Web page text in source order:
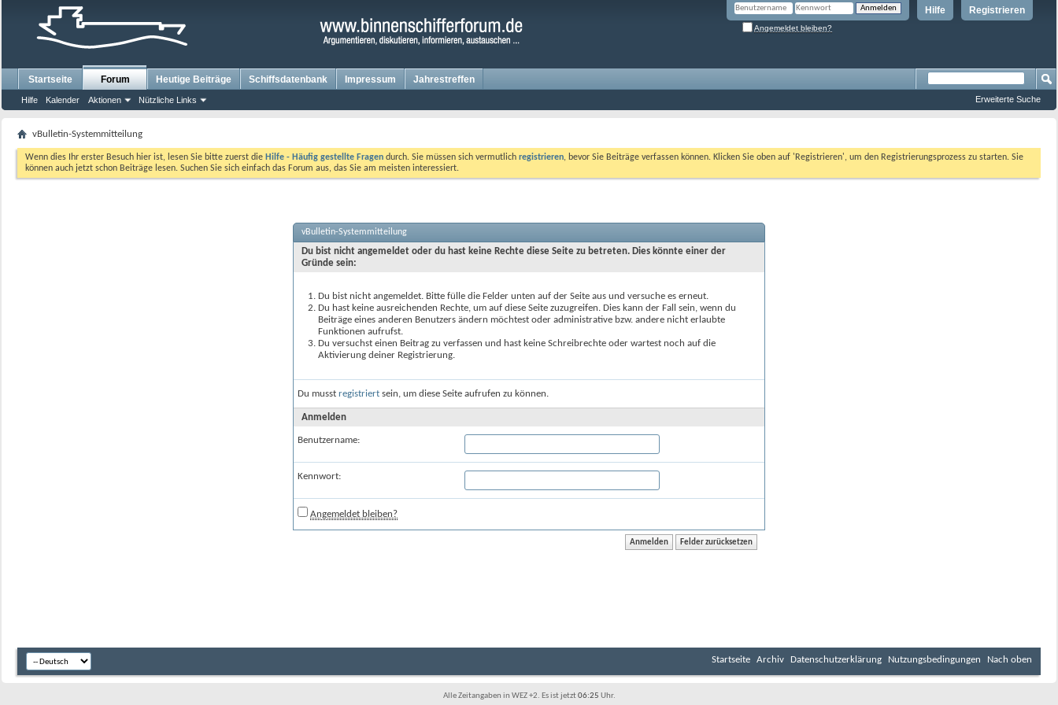
Registrieren
Hilfe
Angemeldet bleiben?
Startseite Forum
Hilfe Kalender Aktionen Nützliche Links
Heutige Beiträge Schiffsdatenbank Impressum Jahrestreffen
Erweiterte Suche
vBulletin-Systemmitteilung
Wenn dies Ihr erster Besuch hier ist, lesen Sie bitte zuerst die Hilfe - Häufig gestellte Fragen durch. Sie müssen sich vermutlich registrieren, bevor Sie Beiträge verfassen können. Klicken Sie oben auf 'Registrieren', um den Registrierungsprozess zu starten. Sie
können auch jetzt schon Beiträge lesen. Suchen Sie sich einfach das Forum aus, das Sie am meisten interessiert.
vBulletin-Systemmitteilung
Du bist nicht angemeldet oder du hast keine Rechte diese Seite zu betreten. Dies könnte einer der
Gründe sein:
Du bist nicht angemeldet. Bitte fülle die Felder unten auf der Seite aus und versuche es erneut.
Du hast keine ausreichenden Rechte, um auf diese Seite zuzugreifen. Dies kann der Fall sein, wenn du
Beiträge eines anderen Benutzers ändern möchtest oder administrative bzw. andere nicht erlaubte
Funktionen aufrufst.
Du versuchst einen Beitrag zu verfassen und hast keine Schreibrechte oder wartest noch auf die
Aktivierung deiner Registrierung.
Du musst registriert sein, um diese Seite aufrufen zu können.
Anmelden
Benutzername:
Kennwort:
Angemeldet bleiben?
Startseite Archiv Datenschutzerklärung Nutzungsbedingungen Nach oben
Alle Zeitangaben in WEZ +2. Es ist jetzt06:25 Uhr.